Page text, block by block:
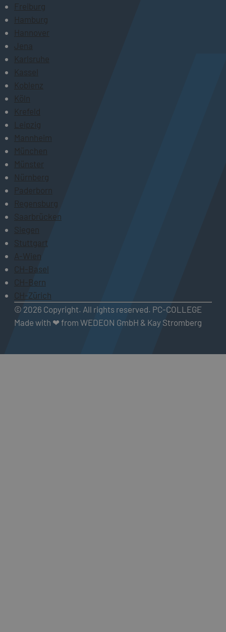
Freiburg
Hamburg
Hannover
Jena
Karlsruhe
Kassel
Koblenz
Köln
Krefeld
Leipzig
Mannheim
München
Münster
Nürnberg
Paderborn
Regensburg
Saarbrücken
Siegen
Stuttgart
A-Wien
CH-Basel
CH-Bern
CH-Zürich
© 2026 Copyright. All rights reserved. PC-COLLEGE
Made with ❤ from WEDEON GmbH & Kay Stromberg